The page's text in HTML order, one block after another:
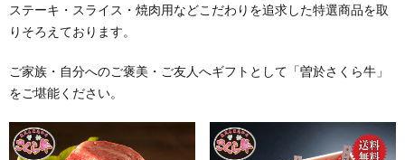
ステーキ・スライス・焼肉用などこだわりを追求した特選商品を取
りそろえております。
ご家族・自分へのご褒美・ご友人へギフトとして「曽於さくら牛」
をご堪能ください。